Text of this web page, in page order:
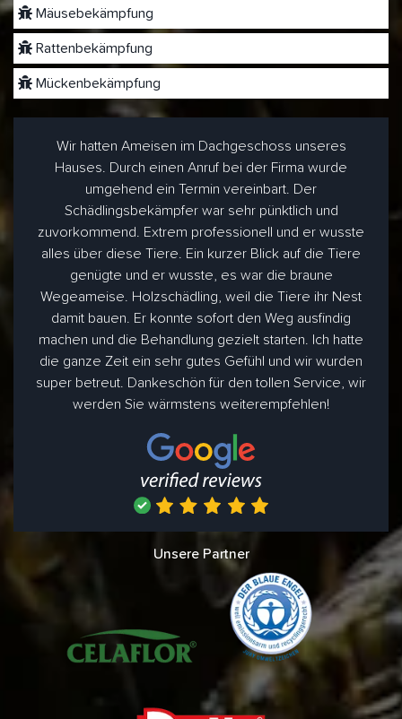
Mäusebekämpfung
Rattenbekämpfung
Mückenbekämpfung
Wir hatten Ameisen im Dachgeschoss unseres
Hauses. Durch einen Anruf bei der Firma wurde
umgehend ein Termin vereinbart. Der
Schädlingsbekämpfer war sehr pünktlich und
zuvorkommend. Extrem professionell und er wusste
alles über diese Tiere. Ein kurzer Blick auf die Tiere
genügte und er wusste, es war die braune
Wegeameise. Holzschädling, weil die Tiere ihr Nest
damit bauen. Er konnte sofort den Weg ausfindig
machen und die Behandlung gezielt starten. Ich hatte
die ganze Zeit ein sehr gutes Gefühl und wir wurden
super betreut. Dankeschön für den tollen Service, wir
werden Sie wärmstens weiterempfehlen!
Unsere Partner